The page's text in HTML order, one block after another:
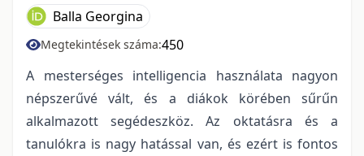
Balla Georgina
Megtekintések száma:450
A mesterséges intelligencia használata nagyon
népszerűvé vált, és a diákok körében sűrűn
alkalmazott segédeszköz. Az oktatásra és a
tanulókra is nagy hatással van, és ezért is fontos